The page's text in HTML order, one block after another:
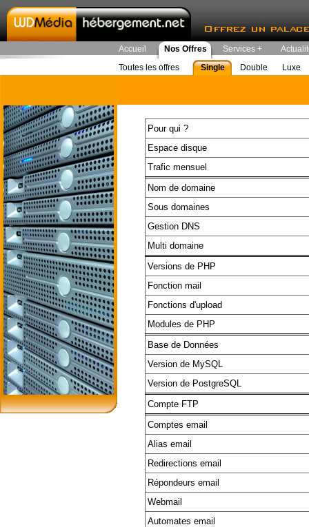
Accueil Nos Offres Services +
Toutes les offres
Single Double Luxe
Pour qui ?
Espace disque
Trafic mensuel
Nom de domaine
Sous domaines
Gestion DNS
Multi domaine
Versions de PHP
Fonction mail
Fonctions d'upload
Modules de PHP
Base de Données
Version de MySQL
Version de PostgreSQL
Compte FTP
Comptes email
Alias email
Redirections email
Répondeurs email
Webmail
Automates email